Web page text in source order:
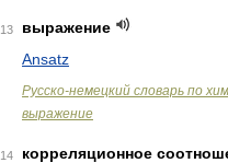
13
выражение
Ansatz
Русско-немецкий словарь по
выражение
14
корреляционное